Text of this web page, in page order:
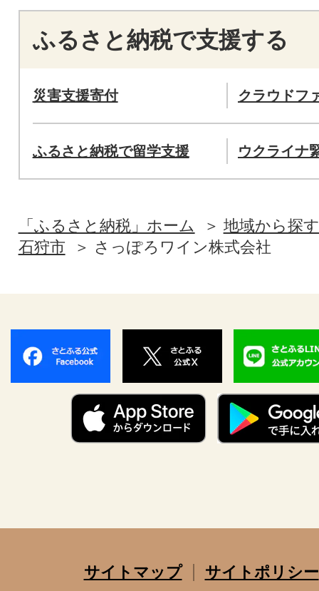
ふるさと納税で支援する
災害支援寄付 クラウドフ
ふるさと納税で留学支援 ウクライナ
「ふるさと納税」ホーム
地域から探す
石狩市
さっぽろワイン株式会社
サイトマップ
サイトポリシー